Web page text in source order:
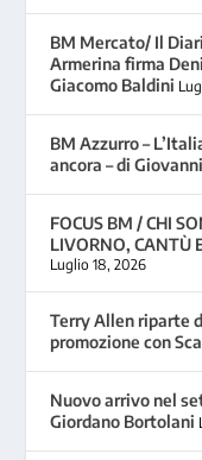
BM Mercato/ Il
Armerina firma
Giacomo Baldini
BM Azzurro –
ancora – di
FOCUS BM / CHI
LIVORNO, CANTÙ
Luglio 18, 2026
Terry Allen riparte
promozione con
Nuovo arrivo nel
Giordano Bortolani